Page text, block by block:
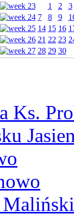
1
2
3
7
8 9
14 15 16
21 22 23
28 29 30
Ks.
Maliński